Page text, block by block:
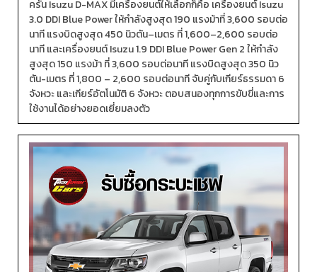
ครัน Isuzu D-MAX มีเครื่องยนต์ให้เลือกก็คือ เครื่องยนต์ Isuzu
3.0 DDI Blue Power ให้กำลังสูงสุด 190 แรงม้าที่ 3,600 รอบต่อ
นาที แรงบิดสูงสุด 450 นิวตัน–เมตร ที่ 1,600–2,600 รอบต่อ
นาที และเครื่องยนต์ Isuzu 1.9 DDI Blue Power Gen 2 ให้กำลัง
สูงสุด 150 แรงม้า ที่ 3,600 รอบต่อนาที แรงบิดสูงสุด 350 นิว
ตัน-เมตร ที่ 1,800 – 2,600 รอบต่อนาที จับคู่กับเกียร์ธรรมดา 6
จังหวะ และเกียร์อัตโนมัติ 6 จังหวะ ตอบสนองทุกการขับขี่และการ
ใช้งานได้อย่างยอดเยี่ยมลงตัว